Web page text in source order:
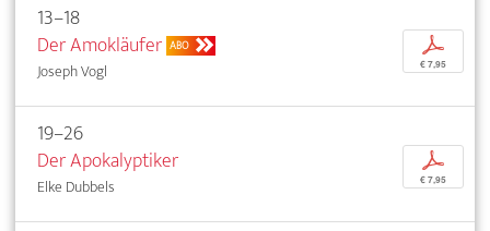
13–18
Der Amokläufer ABO
Joseph Vogl
p
€ 7,95
19–26
Der Apokalyptiker
Elke Dubbels
p
€ 7,95